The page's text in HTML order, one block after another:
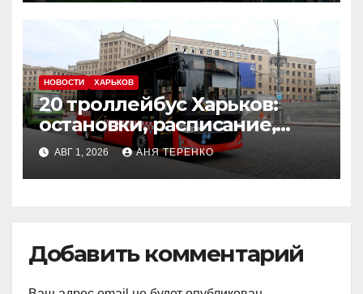
НОВОСТИ ХАРЬКОВ
20 троллейбус Харьков:
остановки, расписание,
маршрут
АВГ 1, 2026 АНЯ ТЕРЕНКО
Добавить комментарий